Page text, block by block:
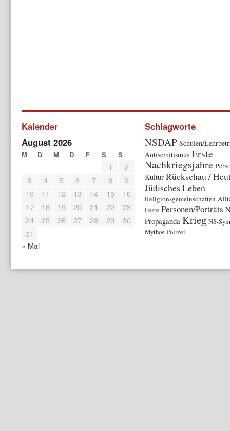
Kalender
August 2026
M D M D F S S
« Mai
1
2
3
4 5 6 7 8
9
10
11 12 13 14 15
16
17
18 19 20 21 22
23
24
25 26 27 28 29
30
31
Schlagworte
NSDAP Schulen/
Antisemitismus Erste
Nachkriegsjahre
Kultur Rückschau /
Jüdisches Leben
Religionsgemeinschaften
Feste Personen/Porträts
Propaganda Krieg NS-
Mythos Polizei